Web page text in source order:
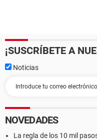
¡SUSCRÍBETE A
Noticias
NOVEDADES
La regla de los 10 mil